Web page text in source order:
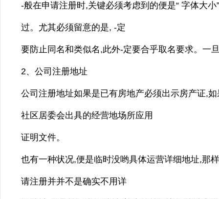
-般在申请注册时,关键必须考虑到的便是“ 字体大
过。尤其必须留意的是, -定
要防止同名和类似名,此外-定要合乎取名要求。一
2、公司注册地址
公司注册地址如果是已有房地产必须出示房产证,
社区居委会出具的经营地场所应用
证明文件。
也有一种状况,便是临时没哟具体运营详细地址,那
请注册并并不是确实不用详